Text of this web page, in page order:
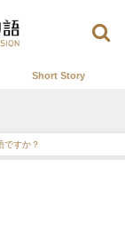
Short Story
ですか？